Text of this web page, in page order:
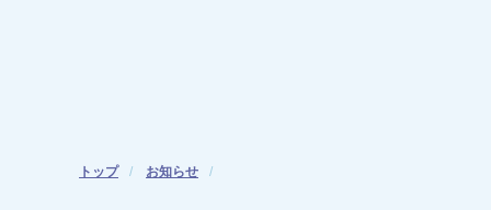
トップ お知らせ